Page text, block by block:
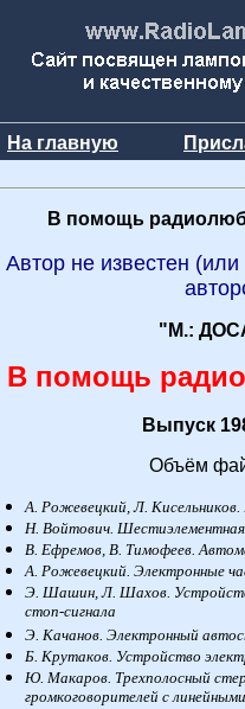
На главную
В помощь
Автор не известен
"М.:
В помощь
Выпуск
Объём
А. Рожевецкий, Л.
Н. Войтович. Шестиэлементная
В. Ефремов, В. Тимофеев.
А. Рожевецкий. Электронные
Э. Шашин, Л. Шахов.
стоп-сигнала
Э. Качанов. Электронный
Б. Крутаков. Устройство
Ю. Макаров. Трехполосный
громкоговорителей с